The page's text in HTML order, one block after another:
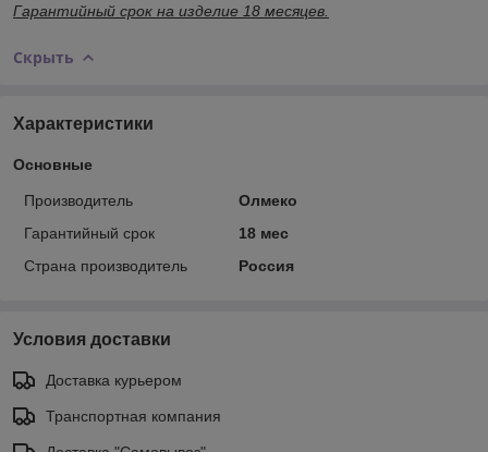
Гарантийный срок на изделие 18 месяцев.
Скрыть
Характеристики
Основные
Производитель
Олмеко
Гарантийный срок
18 мес
Страна производитель
Россия
Условия доставки
Доставка курьером
Транспортная компания